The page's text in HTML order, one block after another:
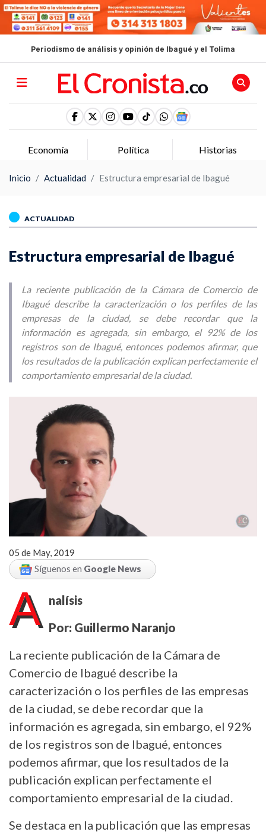
Periodismo de análisis y opinión de Ibagué y el Tolima
Economía Política Historias
Inicio Actualidad Estructura empresarial de Ibagué
ACTUALIDAD
Estructura empresarial de Ibagué
La reciente publicación de la Cámara de Comercio de
Ibagué describe la caracterización o los perfiles de las
empresas de la ciudad, se debe recordar que la
información es agregada, sin embargo, el 92% de los
registros son de Ibagué, entonces podemos afirmar, que
los resultados de la publicación explican perfectamente el
comportamiento empresarial de la ciudad.
05 de May, 2019
Síguenos en Google News
A
nalísis
Por: Guillermo Naranjo
La reciente publicación de la Cámara de
Comercio de Ibagué describe la
caracterización o los perfiles de las empresas
de la ciudad, se debe recordar que la
información es agregada, sin embargo, el 92%
de los registros son de Ibagué, entonces
podemos afirmar, que los resultados de la
publicación explican perfectamente el
comportamiento empresarial de la ciudad.
Se destaca en la publicación que las empresas